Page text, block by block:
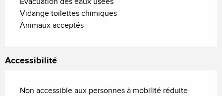
Vidange toilettes chimiques
Animaux acceptés
Accessibilité
Non accessible aux personnes à mobilité réduite